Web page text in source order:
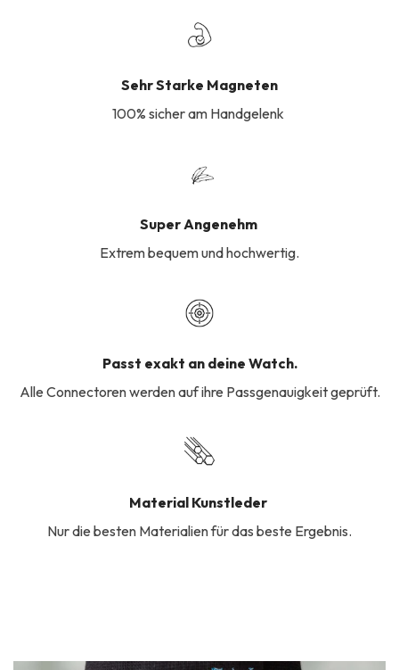
Sehr Starke Magneten
100% sicher am Handgelenk
Super Angenehm
Extrem bequem und hochwertig.
Passt exakt an deine Watch.
Alle Connectoren werden auf ihre Passgenauigkeit geprüft.
Material Kunstleder
Nur die besten Materialien für das beste Ergebnis.